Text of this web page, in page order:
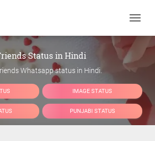
Status in Hindi
Whatsapp status in Hindi.
IMAGE STATUS
PUNJABI STATUS